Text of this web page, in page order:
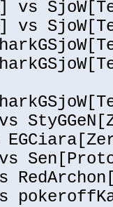
vs
vs
vs